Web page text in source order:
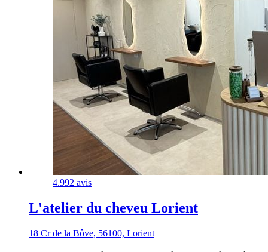
4.992 avis
L'atelier du cheveu Lorient
18 Cr de la Bôve, 56100, Lorient